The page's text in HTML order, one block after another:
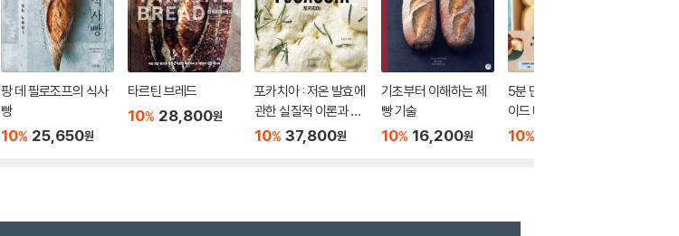
팡 데 필로조프의 식사
빵
10% 25,650원
타르틴 브레드
10% 28,800원
포카치아 : 저온 발효에
관한 실질적 이론과 레
시피
10% 37,800원
기초부터 이해하는 제
빵 기술
10% 16,200원
5분 만에 만드는 홈메
이드 베이킹
10%